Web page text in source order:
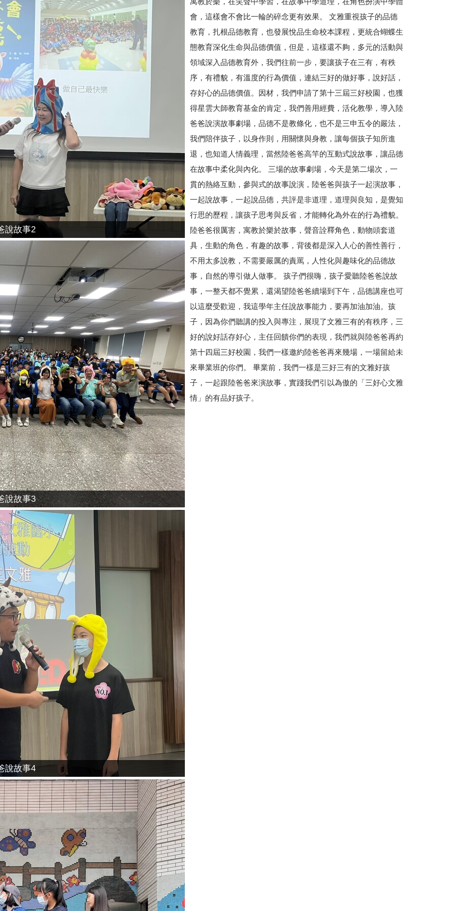
說故事2
說故事3
說故事4
會，這樣會不會比一輪的碎念更有效果。 文雅重視孩子的品德
教育，扎根品德教育，也發展悅品生命校本課程，更統合蝴蝶生
態教育深化生命與品德價值，但是，這樣還不夠，多元的活動與
領域深入品德教育外，我們往前一步，要讓孩子在三有，有秩
序，有禮貌，有溫度的行為價值，連結三好的做好事，說好話，
存好心的品德價值。因材，我們申請了第十三屆三好校園，也獲
得星雲大師教育基金的肯定，我們善用經費，活化教學，導入陸
爸爸說演故事劇場，品德不是教條化，也不是三申五令的嚴法，
我們陪伴孩子，以身作則，用關懷與身教，讓每個孩子知所進
退，也知道人情義理，當然陸爸爸高竿的互動式說故事，讓品德
在故事中柔化與內化。 三場的故事劇場，今天是第二場次，一
貫的熱絡互動，參與式的故事說演，陸爸爸與孩子一起演故事，
一起說故事，一起說品德，共評是非道理，道理與良知，是覺知
行思的歷程，讓孩子思考與反省，才能轉化為外在的行為禮貌。
陸爸爸很厲害，寓教於樂於故事，聲音詮釋角色，動物頭套道
具，生動的角色，有趣的故事，背後都是深入人心的善性善行，
不用太多說教，不需要嚴厲的責罵，人性化與趣味化的品德故
事，自然的導引做人做事。 孩子們很嗨，孩子愛聽陸爸爸說故
事，一整天都不覺累，還渴望陸爸爸續場到下午，品德講座也可
以這麼受歡迎，我這學年主任說故事能力，要再加油加油。孩
子，因為你們聽講的投入與專注，展現了文雅三有的有秩序，三
好的說好話存好心，主任回饋你們的表現，我們就與陸爸爸再約
第十四屆三好校園，我們一樣邀約陸爸爸再來幾場，一場留給未
來畢業班的你們。 畢業前，我們一樣是三好三有的文雅好孩
子，一起跟陸爸爸來演故事，實踐我們引以為傲的「三好心文雅
情」的有品好孩子。